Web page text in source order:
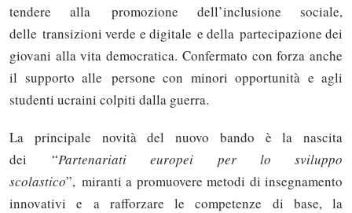
tendere alla promozione dell’inclusione sociale,
delle transizioni verde e digitale e della partecipazione dei
giovani alla vita democratica. Confermato con forza anche
il supporto alle persone con minori opportunità e agli
studenti ucraini colpiti dalla guerra.
La principale novità del nuovo bando è la nascita
dei
“Partenariati europei per lo sviluppo
scolastico”, miranti a promuovere metodi di insegnamento
innovativi e a rafforzare le competenze di base, la